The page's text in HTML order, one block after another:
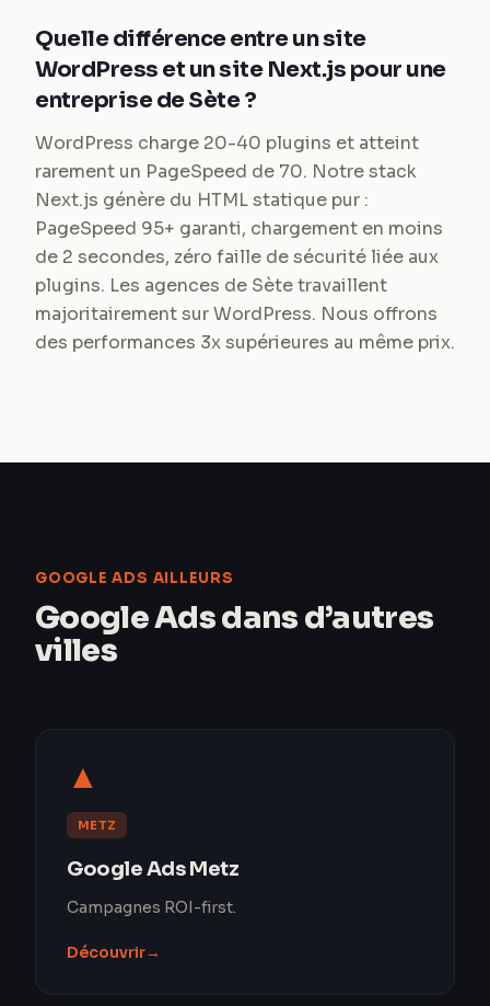
Quelle différence entre un site
WordPress et un site Next.js pour une
entreprise de Sète ?
WordPress charge 20-40 plugins et atteint
rarement un PageSpeed de 70. Notre stack
Next.js génère du HTML statique pur :
PageSpeed 95+ garanti, chargement en moins
de 2 secondes, zéro faille de sécurité liée aux
plugins. Les agences de Sète travaillent
majoritairement sur WordPress. Nous offrons
des performances 3x supérieures au même prix.
GOOGLE ADS AILLEURS
Google Ads dans d’autres
villes
▲
METZ
Google Ads Metz
Campagnes ROI-first.
Découvrir→